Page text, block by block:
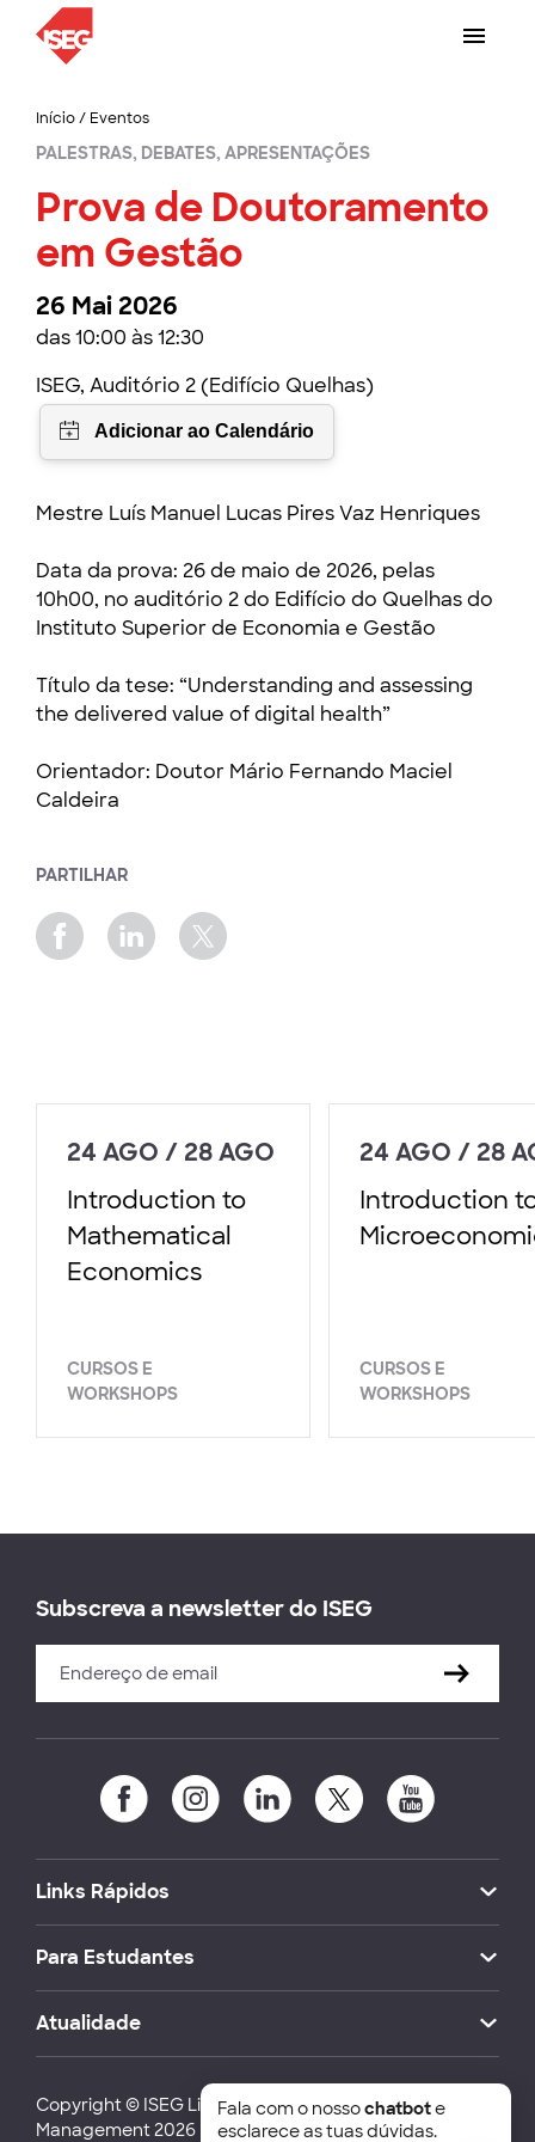
Início/ Eventos
PALESTRAS, DEBATES, APRESENTAÇÕES
Prova de Doutoramento
em Gestão
26 Mai 2026
das 10:00 às 12:30
ISEG, Auditório 2 (Edifício Quelhas)
Mestre Luís Manuel Lucas Pires Vaz Henriques
Data da prova: 26 de maio de 2026, pelas
10h00, no auditório 2 do Edifício do Quelhas do
Instituto Superior de Economia e Gestão
Título da tese: “Understanding and assessing
the delivered value of digital health”
Orientador: Doutor Mário Fernando Maciel
Caldeira
PARTILHAR
24 AGO / 28 AGO
Introduction to
Mathematical
Economics
CURSOS E
WORKSHOPS
24 AGO / 28
Introduction
CURSOS E
WORKSHOPS
Subscreva a newsletter do ISEG
Links Rápidos
Para Estudantes
Atualidade
Copyright © ISEG Lisbon School of Economics and
Management 2026
Fala com o nossochatbote
esclarece as tuas dúvidas.